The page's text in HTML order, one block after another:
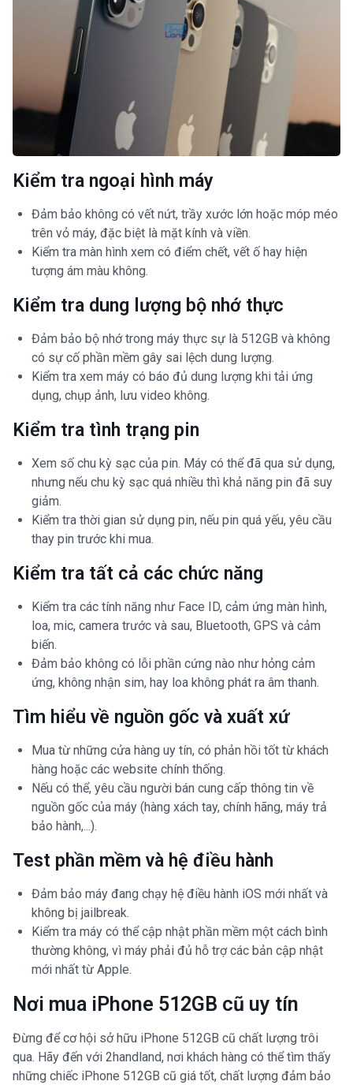
Kiểm tra ngoại hình máy
Đảm bảo không có vết nứt, trầy xước lớn hoặc móp méo
trên vỏ máy, đặc biệt là mặt kính và viền.
Kiểm tra màn hình xem có điểm chết, vết ố hay hiện
tượng ám màu không.
Kiểm tra dung lượng bộ nhớ thực
Đảm bảo bộ nhớ trong máy thực sự là 512GB và không
có sự cố phần mềm gây sai lệch dung lượng.
Kiểm tra xem máy có báo đủ dung lượng khi tải ứng
dụng, chụp ảnh, lưu video không.
Kiểm tra tình trạng pin
Xem số chu kỳ sạc của pin. Máy có thể đã qua sử dụng,
nhưng nếu chu kỳ sạc quá nhiều thì khả năng pin đã suy
giảm.
Kiểm tra thời gian sử dụng pin, nếu pin quá yếu, yêu cầu
thay pin trước khi mua.
Kiểm tra tất cả các chức năng
Kiểm tra các tính năng như Face ID, cảm ứng màn hình,
loa, mic, camera trước và sau, Bluetooth, GPS và cảm
biến.
Đảm bảo không có lỗi phần cứng nào như hỏng cảm
ứng, không nhận sim, hay loa không phát ra âm thanh.
Tìm hiểu về nguồn gốc và xuất xứ
Mua từ những cửa hàng uy tín, có phản hồi tốt từ khách
hàng hoặc các website chính thống.
Nếu có thể, yêu cầu người bán cung cấp thông tin về
nguồn gốc của máy (hàng xách tay, chính hãng, máy trả
bảo hành,...).
Test phần mềm và hệ điều hành
Đảm bảo máy đang chạy hệ điều hành iOS mới nhất và
không bị jailbreak.
Kiểm tra máy có thể cập nhật phần mềm một cách bình
thường không, vì máy phải đủ hỗ trợ các bản cập nhật
mới nhất từ Apple.
Nơi mua iPhone 512GB cũ uy tín
Đừng để cơ hội sở hữu iPhone 512GB cũ chất lượng trôi
qua. Hãy đến với 2handland, nơi khách hàng có thể tìm thấy
những chiếc iPhone 512GB cũ giá tốt, chất lượng đảm bảo